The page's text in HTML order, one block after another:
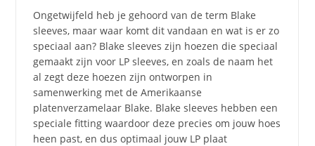
Ongetwijfeld heb je gehoord van de term Blake
sleeves, maar waar komt dit vandaan en wat is er zo
speciaal aan? Blake sleeves zijn hoezen die speciaal
gemaakt zijn voor LP sleeves, en zoals de naam het
al zegt deze hoezen zijn ontworpen in
samenwerking met de Amerikaanse
platenverzamelaar Blake. Blake sleeves hebben een
speciale fitting waardoor deze precies om jouw hoes
heen past, en dus optimaal jouw LP plaat